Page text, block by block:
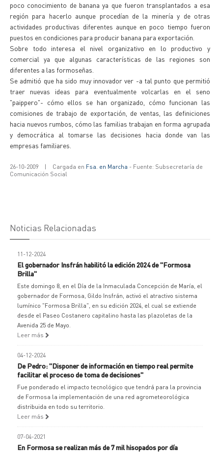
poco conocimiento de banana ya que fueron transplantados a esa
región para hacerlo aunque procedían de la minería y de otras
actividades productivas diferentes aunque en poco tiempo fueron
puestos en condiciones para producir banana para exportación.
Sobre todo interesa el nivel organizativo en lo productivo y
comercial ya que algunas características de las regiones son
diferentes a las formoseñas.
Se admitió que ha sido muy innovador ver -a tal punto que permitió
traer nuevas ideas para eventualmente volcarlas en el seno
"paippero"- cómo ellos se han organizado, cómo funcionan las
comisiones de trabajo de exportación, de ventas, las definiciones
hacia nuevos rumbos, cómo las familias trabajan en forma agrupada
y democrática al tomarse las decisiones hacia donde van las
empresas familiares.
26-10-2009 | Cargada en Fsa. en Marcha - Fuente: Subsecretaría de
Comunicación Social
Noticias Relacionadas
11-12-2024
El gobernador Insfrán habilitó la edición 2024 de "Formosa
Brilla"
Este domingo 8, en el Día de la Inmaculada Concepción de María, el
gobernador de Formosa, Gildo Insfrán, activó el atractivo sistema
lumínico "Formosa Brilla", en su edición 2024, el cual se extiende
desde el Paseo Costanero capitalino hasta las plazoletas de la
Avenida 25 de Mayo.
Leer más
04-12-2024
De Pedro: "Disponer de información en tiempo real permite
facilitar el proceso de toma de decisiones"
Fue ponderado el impacto tecnológico que tendrá para la provincia
de Formosa la implementación de una red agrometeorológica
distribuida en todo su territorio.
Leer más
07-04-2021
En Formosa se realizan más de 7 mil hisopados por día